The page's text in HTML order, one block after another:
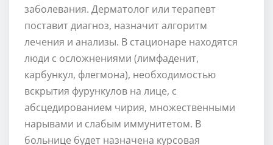
заболевания. Дерматолог или терапевт
поставит диагноз, назначит алгоритм
лечения и анализы. В стационаре находятся
люди с осложнениями (лимфаденит,
карбункул, флегмона), необходимостью
вскрытия фурункулов на лице, с
абсцедированием чирия, множественными
нарывами и слабым иммунитетом. В
больнице будет назначена курсовая